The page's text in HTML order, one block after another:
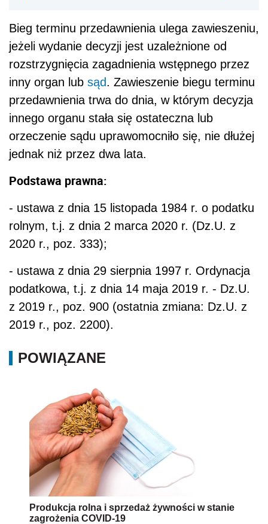
Bieg terminu przedawnienia ulega zawieszeniu,
jeżeli wydanie decyzji jest uzależnione od
rozstrzygnięcia zagadnienia wstępnego przez
inny organ lub sąd. Zawieszenie biegu terminu
przedawnienia trwa do dnia, w którym decyzja
innego organu stała się ostateczna lub
orzeczenie sądu uprawomocniło się, nie dłużej
jednak niż przez dwa lata.
Podstawa prawna:
- ustawa z dnia 15 listopada 1984 r. o podatku
rolnym, t.j. z dnia 2 marca 2020 r. (Dz.U. z
2020 r., poz. 333);
- ustawa z dnia 29 sierpnia 1997 r. Ordynacja
podatkowa, t.j. z dnia 14 maja 2019 r. - Dz.U.
z 2019 r., poz. 900 (ostatnia zmiana: Dz.U. z
2019 r., poz. 2200).
POWIĄZANE
Produkcja rolna i sprzedaż żywności w stanie
zagrożenia COVID-19